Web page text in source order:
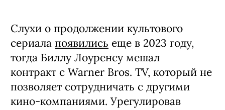
Слухи о продолжении культового
сериала появились еще в 2023 году,
тогда Биллу Лоуренсу мешал
контракт с Warner Bros. TV, который не
позволяет сотрудничать с другими
кино-компаниями. Урегулировав